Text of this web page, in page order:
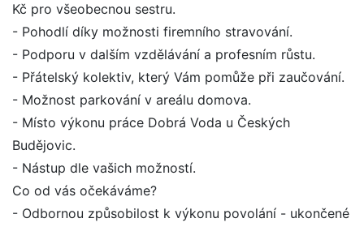
Kč pro všeobecnou sestru.
- Pohodlí díky možnosti firemního stravování.
- Podporu v dalším vzdělávání a profesním růstu.
- Přátelský kolektiv, který Vám pomůže při zaučování.
- Možnost parkování v areálu domova.
- Místo výkonu práce Dobrá Voda u Českých
Budějovic.
- Nástup dle vašich možností.
Co od vás očekáváme?
- Odbornou způsobilost k výkonu povolání - ukončené